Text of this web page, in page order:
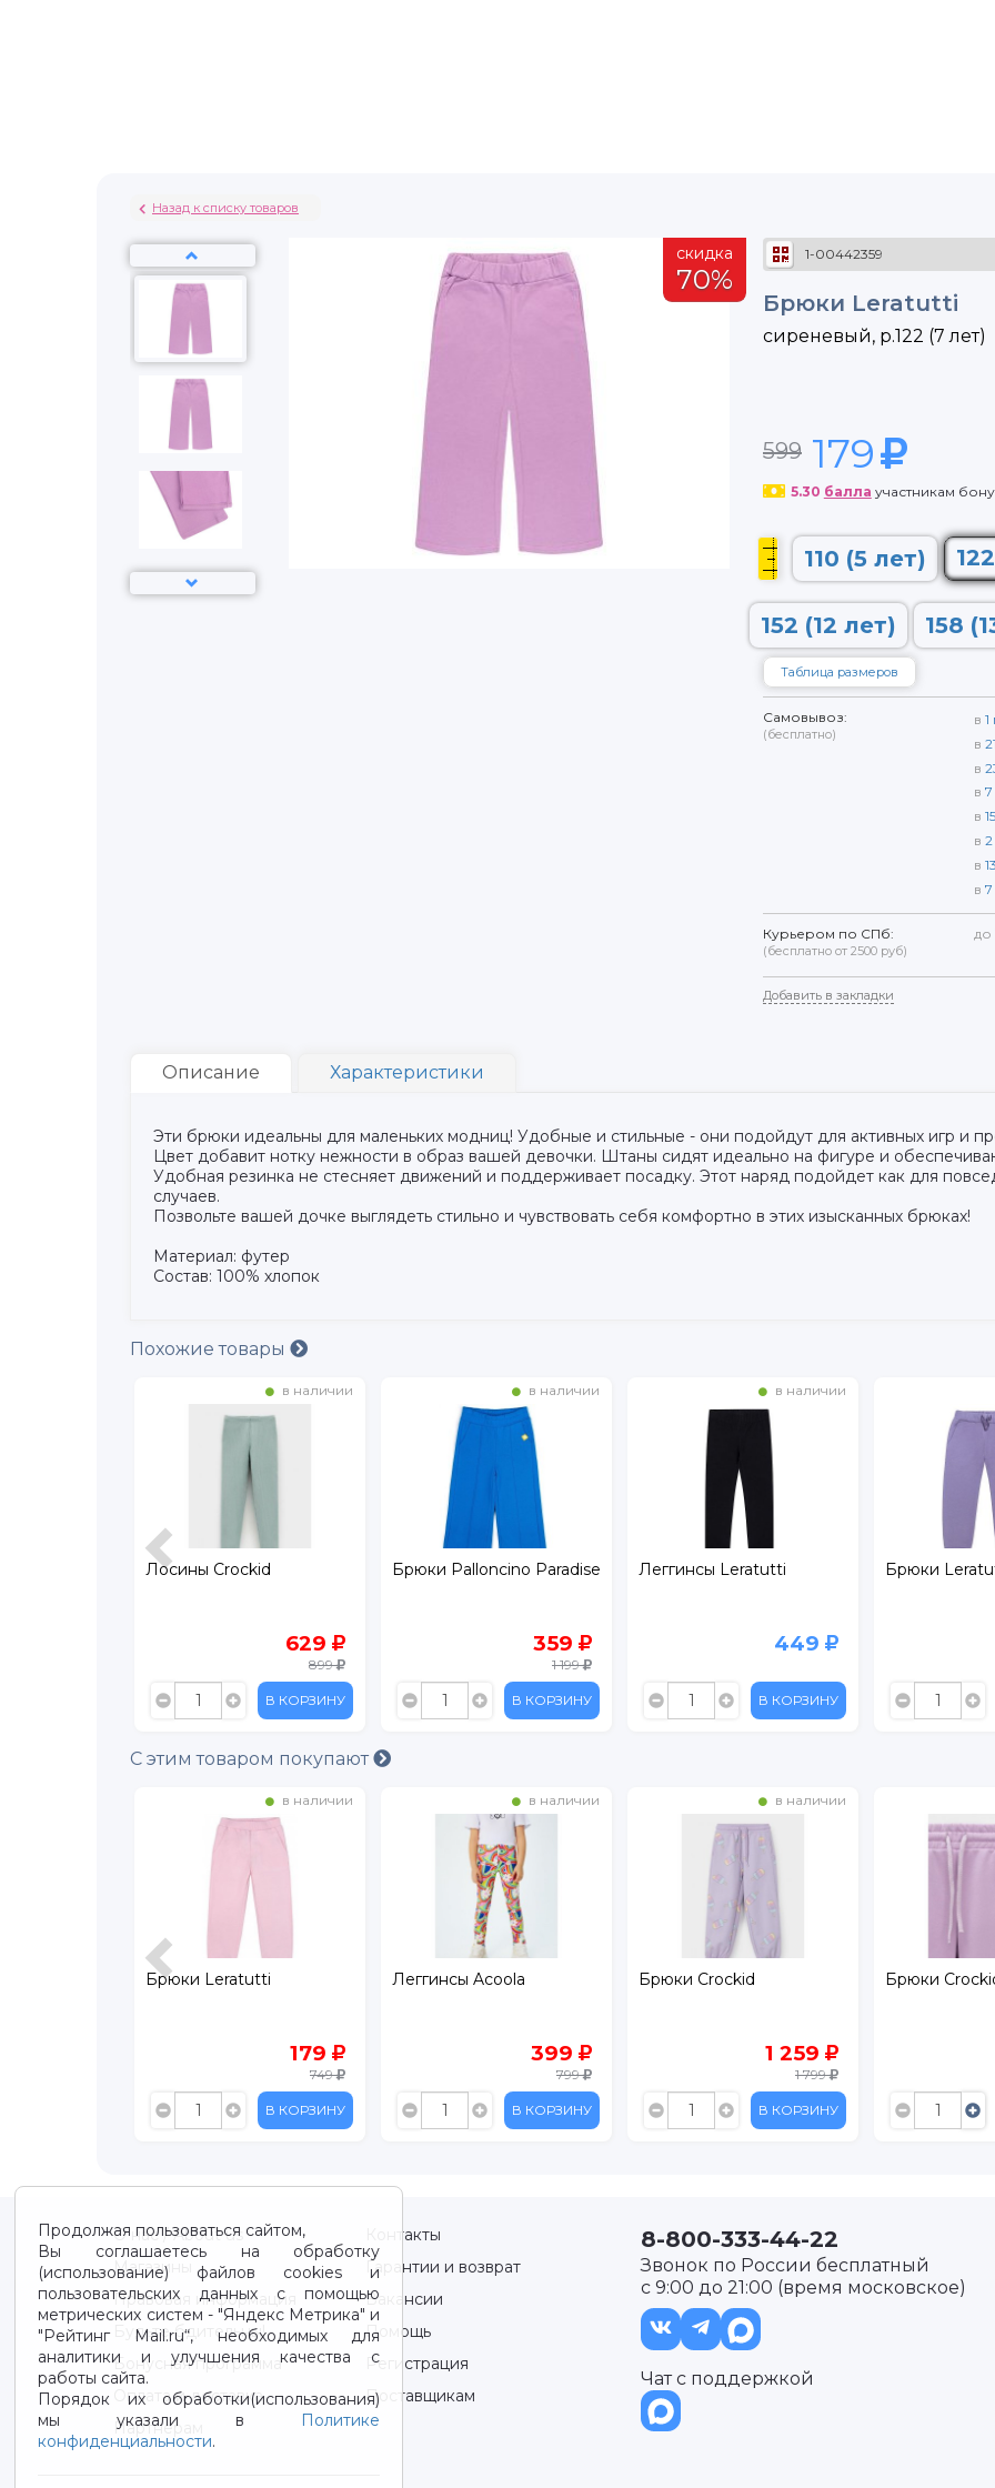
Назад к списку товаров
скидка
70%
1-00442359
Брюки Leratutti
сиреневый, р.122 (7 лет)
599 179
5.30 балла участникам
110 (5 лет)
152 (12 лет) 158
Таблица размеров
Самовывоз:
(бесплатно)
в 1
в 21
в
в 7
в 15
в 2
в 13
в 7
Курьером по СПб:
(бесплатно от 2500 руб)
до
Добавить в закладки
Описание Характеристики
Эти брюки идеальны для маленьких модниц! Удобные и стильные - они подойдут для активных игр и
Цвет добавит нотку нежности в образ вашей девочки. Штаны сидят идеально на фигуре и
Удобная резинка не стесняет движений и поддерживает посадку. Этот наряд подойдет как для
случаев.
Позвольте вашей дочке выглядеть стильно и чувствовать себя комфортно в этих изысканных брюках!
Материал: футер
Состав: 100% хлопок
Похожие товары
в наличии
Лосины Crockid
629
899
В КОРЗИНУ
в наличии
Брюки Palloncino Paradise
359
1 199
В КОРЗИНУ
в наличии
Леггинсы Leratutti
449
В КОРЗИНУ
Брюки
С этим товаром покупают
в наличии
Брюки Leratutti
179
749
В КОРЗИНУ
в наличии
Леггинсы Acoola
399
799
В КОРЗИНУ
в наличии
Брюки Crockid
1 259
1 799
В КОРЗИНУ
Брюки
Продолжая пользоваться сайтом,
Вы соглашаетесь на обработку
(использование) файлов cookies и
пользовательских данных с помощью
метрических систем - "Яндекс Метрика" и
"Рейтинг Mail.ru“, необходимых для
аналитики и улучшения качества с
работы сайта.
Порядок их обработки(использования)
мы указали в Политике
конфиденциальности.
О нас / About us
Контакты
Магазины
Гарантии и возврат
Правовая информация
Вакансии
Будьте бдительны!
Помощь
Бонусная программа
Регистрация
Оплата и доставка
Поставщикам
Партнерам
8-800-333-44-22
Звонок по России бесплатный
с 9:00 до 21:00 (время московское)
Чат с поддержкой